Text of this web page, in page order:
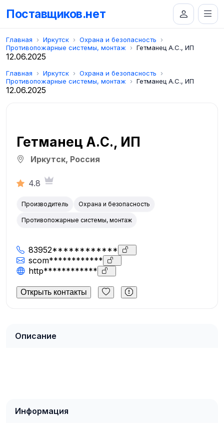
Поставщиков.нет
Главная Иркутск
Охрана и безопасность
Противопожарные системы, монтаж
Гетманец А.С., ИП
12.06.2025
Главная Иркутск
Охрана и безопасность
Противопожарные системы, монтаж
Гетманец А.С., ИП
12.06.2025
Гетманец А.С., ИП
Иркутск, Россия
4.8
Производитель Охрана и безопасность
Противопожарные системы, монтаж
83952************
scom************
http************
Открыть контакты
Описание
Информация